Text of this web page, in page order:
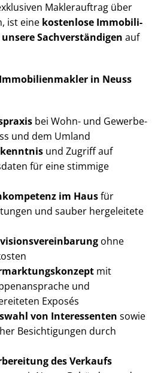
Maklerauftrag über
ist eine kostenlose Im­mo­bi­li­
Sach­ver­stän­di­gen auf
in Neuss
bei Wohn- und Ge­wer­be­
und dem Umland
und Zugriff auf
für eine stimmige
im Hausfür
und sauber hergeleitete
ohne
mit
und
Exposés
von Interessenten sowie
Besichtigungen durch
des Verkaufs